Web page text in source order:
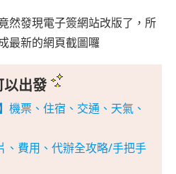
然發現電子簽網站改版了，所
最新的網頁截圖囉
以出發
機票、住宿、交通、天氣、
、費用、代辦全攻略/手把手